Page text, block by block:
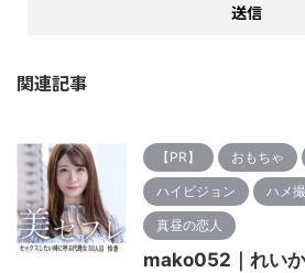
関連記事
【PR】 おもちゃ
ハイビジョン ハメ
真昼の恋人
mako052｜れい